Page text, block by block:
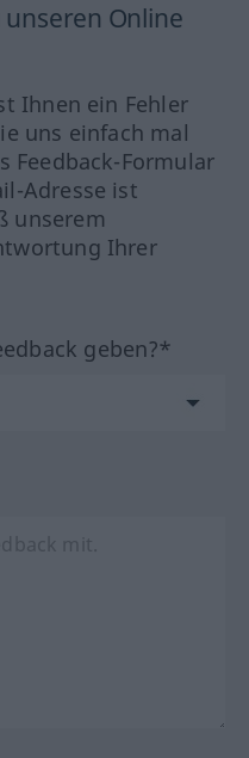
unseren Online
Ihnen ein Fehler
uns einfach mal
Feedback-Formular
Adresse ist
unserem
Ihrer
geben?*